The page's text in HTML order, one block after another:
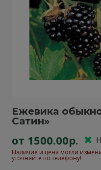
Ежевика
Сатин»
от 1500.00р.
Наличие и цена могли
уточняйте по телефону!